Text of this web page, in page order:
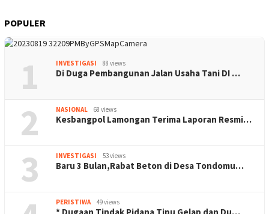
POPULER
1 INVESTIGASI 88 views
Di Duga Pembangunan Jalan Usaha Tani DI …
2 NASIONAL 68 views
Kesbangpol Lamongan Terima Laporan Resmi…
3 INVESTIGASI 53 views
Baru 3 Bulan,Rabat Beton di Desa Tondomu…
PERISTIWA 49 views